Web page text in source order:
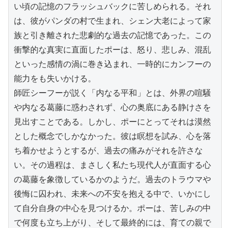
い頃の記憶のフラッシュバックに苦しめられる。それ
は、彼がパンダの村で生まれ、シェン大老によって家
族と引き離された悲劇的な過去の記憶であった。この
衝撃的な真実に直面したポーは、怒り、悲しみ、混乱
といった感情の渦に巻き込まれ、一時的にカンフーの
能力をも失いかける。
師匠シーフーが説く「内なる平和」とは、外界の喧騒
や内なる葛藤に惑わされず、心の奥底にある静けさを
見出すことである。しかし、ポーにとってそれは漠然
とした概念でしかなかった。彼は瞑想を試み、心を落
ち着かせようとするが、過去の痛みがそれを許さな
い。その過程は、まさしく私たち現代人が直面する心
の葛藤を象徴しているかのようだ。過去のトラウマや
後悔に囚われ、未来への不安を抱える中で、いかにし
て自分自身の中心を見つけるか。ポーは、苦しみの中
で何度も立ち上がり、そして最終的には、育ての親で